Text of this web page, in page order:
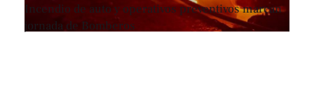
Incendio de auto y operativos preventivos marcan
jornada de Bomberos